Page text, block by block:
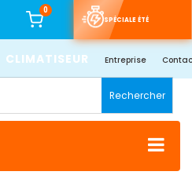
0
SPÉCIALE ÉTÉ
CLIMATISEUR Entreprise
Rechercher